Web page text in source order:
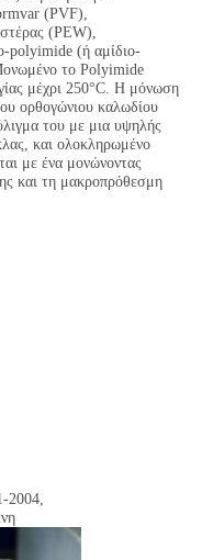
(PVF),
(PEW),
polyimide (ή αμίδιο-
το Polyimide
μέχρι 250°C. Η μόνωση
ορθογώνιου καλωδίου
του με μια υψηλής
και ολοκληρωμένο
με ένα μονώνοντας
και τη μακροπρόθεσμη
2004,